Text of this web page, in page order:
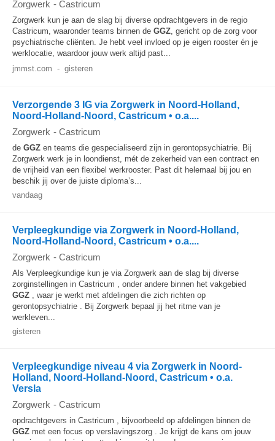
Zorgwerk - Castricum
Zorgwerk kun je aan de slag bij diverse opdrachtgevers in de regio
Castricum, waaronder teams binnen de GGZ, gericht op de zorg voor
psychiatrische cliënten. Je hebt veel invloed op je eigen rooster én je
werklocatie, waardoor jouw werk altijd past...
jmmst.com - gisteren
Verzorgende 3 IG via Zorgwerk in Noord-Holland,
Noord-Holland-Noord, Castricum • o.a....
Zorgwerk - Castricum
de GGZ en teams die gespecialiseerd zijn in gerontopsychiatrie. Bij
Zorgwerk werk je in loondienst, mét de zekerheid van een contract en
de vrijheid van een flexibel werkrooster. Past dit helemaal bij jou en
beschik jij over de juiste diploma’s...
vandaag
Verpleegkundige via Zorgwerk in Noord-Holland,
Noord-Holland-Noord, Castricum • o.a....
Zorgwerk - Castricum
Als Verpleegkundige kun je via Zorgwerk aan de slag bij diverse
zorginstellingen in Castricum , onder andere binnen het vakgebied
GGZ , waar je werkt met afdelingen die zich richten op
gerontopsychiatrie . Bij Zorgwerk bepaal jij het ritme van je
werkleven...
gisteren
Verpleegkundige niveau 4 via Zorgwerk in Noord-
Holland, Noord-Holland-Noord, Castricum • o.a.
Versla
Zorgwerk - Castricum
opdrachtgevers in Castricum , bijvoorbeeld op afdelingen binnen de
GGZ met een focus op verslavingszorg . Je krijgt de kans om jouw